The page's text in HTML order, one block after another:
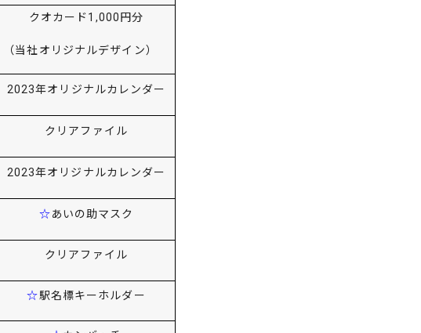
クオカード1 ,000 円分
（当社オリジナルデザイン）
2023年オリジナルカレンダー
クリアファイル
2023年オリジナルカレンダー
☆あいの助マスク
クリアファイル
☆駅名標キーホルダー